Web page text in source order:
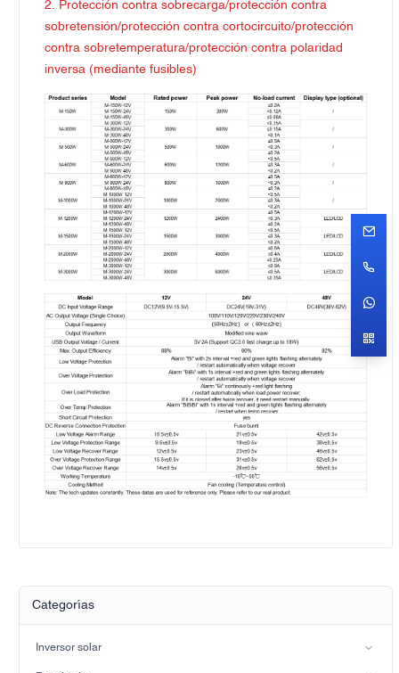
2. Protección contra sobrecarga/protección contra
sobretensión/protección contra cortocircuito/protección
contra sobretemperatura/protección contra polaridad
inversa (mediante fusibles)
Categorías
Inversor solar